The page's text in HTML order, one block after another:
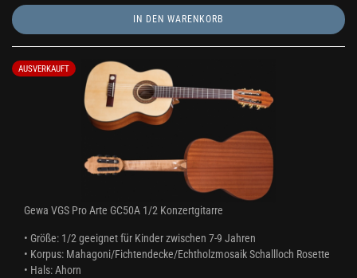
IN DEN WARENKORB
AUSVERKAUFT
Gewa VGS Pro Arte GC50A 1/2 Konzertgitarre
• Größe: 1/2 geeignetfür Kinder zwischen 7-9 Jahren
• Korpus: Mahagoni/Fichtendecke/Echtholzmosaik Schallloch Rosette
• Hals: Ahorn